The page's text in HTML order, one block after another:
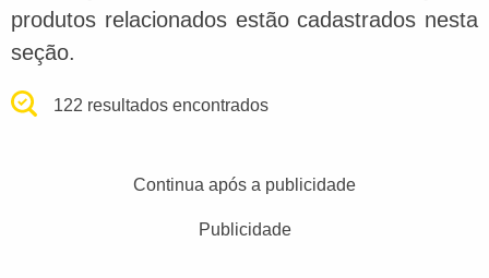
produtos relacionados estão cadastrados nesta
seção.
122 resultados encontrados
Continua após a publicidade
Publicidade